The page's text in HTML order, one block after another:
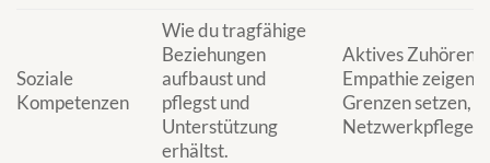
Soziale
Kompetenzen
Wie du tragfähige
Beziehungen
aufbaust und
pflegst und
Unterstützung
erhältst.
Aktives Zuhören,
Empathie zeigen,
Grenzen setzen,
Netzwerkpflege.